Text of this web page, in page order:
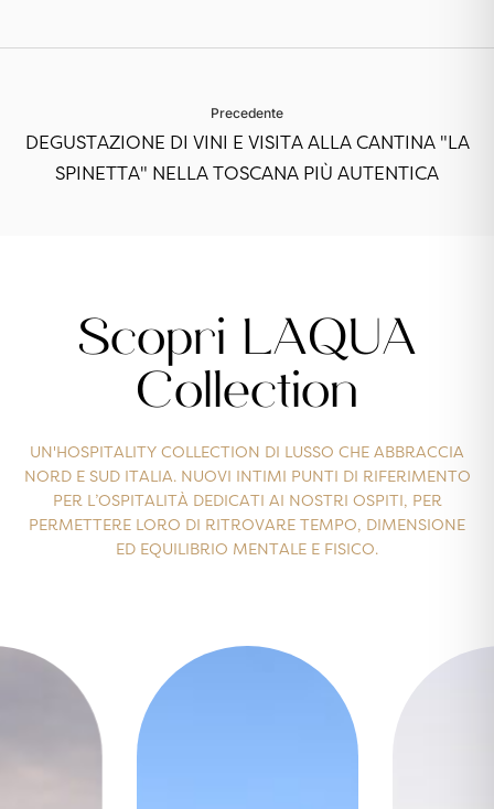
Precedente
DEGUSTAZIONE DI VINI E VISITA ALLA CANTINA "LA
SPINETTA" NELLA TOSCANA PIÙ AUTENTICA
Scopri LAQUA
Collection
UN'HOSPITALITY COLLECTION DI LUSSO CHE ABBRACCIA
NORD E SUD ITALIA. NUOVI INTIMI PUNTI DI RIFERIMENTO
PER L’OSPITALITÀ DEDICATI AI NOSTRI OSPITI, PER
PERMETTERE LORO DI RITROVARE TEMPO, DIMENSIONE
ED EQUILIBRIO MENTALE E FISICO.